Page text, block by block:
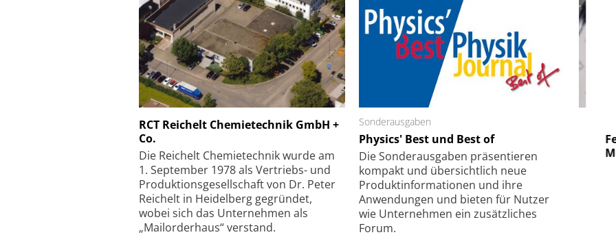
RCT Reichelt Chemietechnik GmbH +
Co.
Die Reichelt Chemietechnik wurde am
1. September 1978 als Vertriebs- und
Produktionsgesellschaft von Dr. Peter
Reichelt in Heidelberg gegründet,
wobei sich das Unternehmen als
„Mailorderhaus“ verstand.
Sonderausgaben
Physics' Best und Best of
Die Sonder­ausgaben präsentieren
kompakt und übersichtlich neue
Produkt­informationen und ihre
Anwendungen und bieten für Nutzer
wie Unternehmen ein zusätzliches
Forum.
Schäfter + Kirchhoff GmbH
Feinfokussierungsmechanismus
Elektronenmikroskopie auf
kleinstem Raum